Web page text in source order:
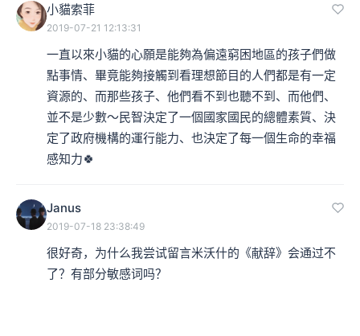
小貓索菲
2019-07-21 12:13:31
一直以來小貓的心願是能夠為偏遠窮困地區的孩子們做
點事情、畢竟能夠接觸到看理想節目的人們都是有一定
資源的、而那些孩子、他們看不到也聽不到、而他們、
並不是少數～民智決定了一個國家國民的總體素質、決
定了政府機構的運行能力、也決定了每一個生命的幸福
感知力🍀
Janus
2019-07-18 23:38:49
很好奇，为什么我尝试留言米沃什的《献辞》会通过不
了？有部分敏感词吗？